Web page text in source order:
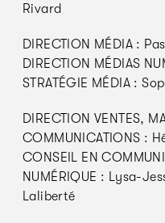
Rivard
DIRECTION MÉDIA :
DIRECTION MÉDIAS
STRATÉGIE MÉDIA :
DIRECTION VENTES,
COMMUNICATIONS :
CONSEIL EN
NUMÉRIQUE : Lysa-
Laliberté